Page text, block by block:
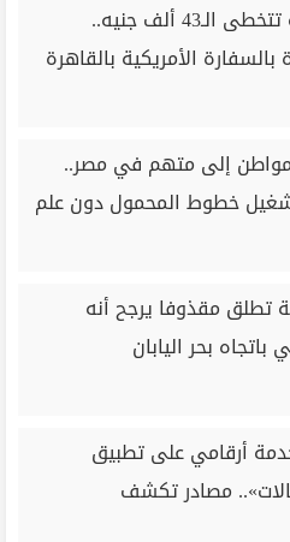
رواتب شهرية تتخطى الـ43 ألف جنيه..
الأمريكية بالقاهرة
إلى متهم في مصر..
خطوط المحمول دون علم
تطلق مقذوفا يرجح أنه
بحر اليابان
أرقامي على تطبيق
مصادر تكشف